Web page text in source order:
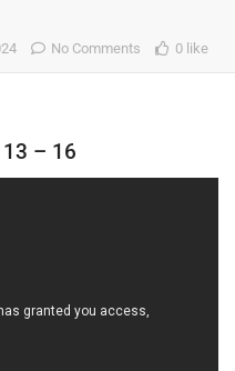
No Comments 0 like
– 16